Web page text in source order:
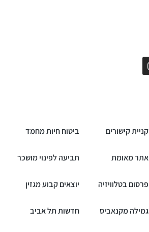
קניית קישורים ביטוח חיות מחמד
אתר מאומת תביעה לפינוי מושכר
פרסום בטלוויזיה יוצאים קבוע מגזין
גמילה מקנאביס חדשות תל אביב